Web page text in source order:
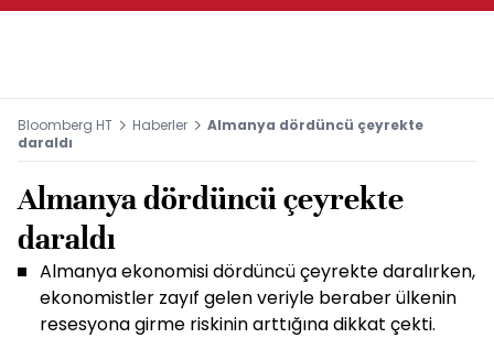
Bloomberg HT Haberler
Almanya dördüncü çeyrekte
daraldı
Almanya dördüncü çeyrekte
daraldı
Almanya ekonomisi dördüncü çeyrekte daralırken,
ekonomistler zayıf gelen veriyle beraber ülkenin
resesyona girme riskinin arttığına dikkat çekti.